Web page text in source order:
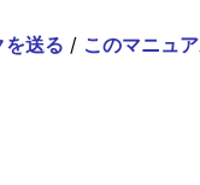
を送る / このマニュ